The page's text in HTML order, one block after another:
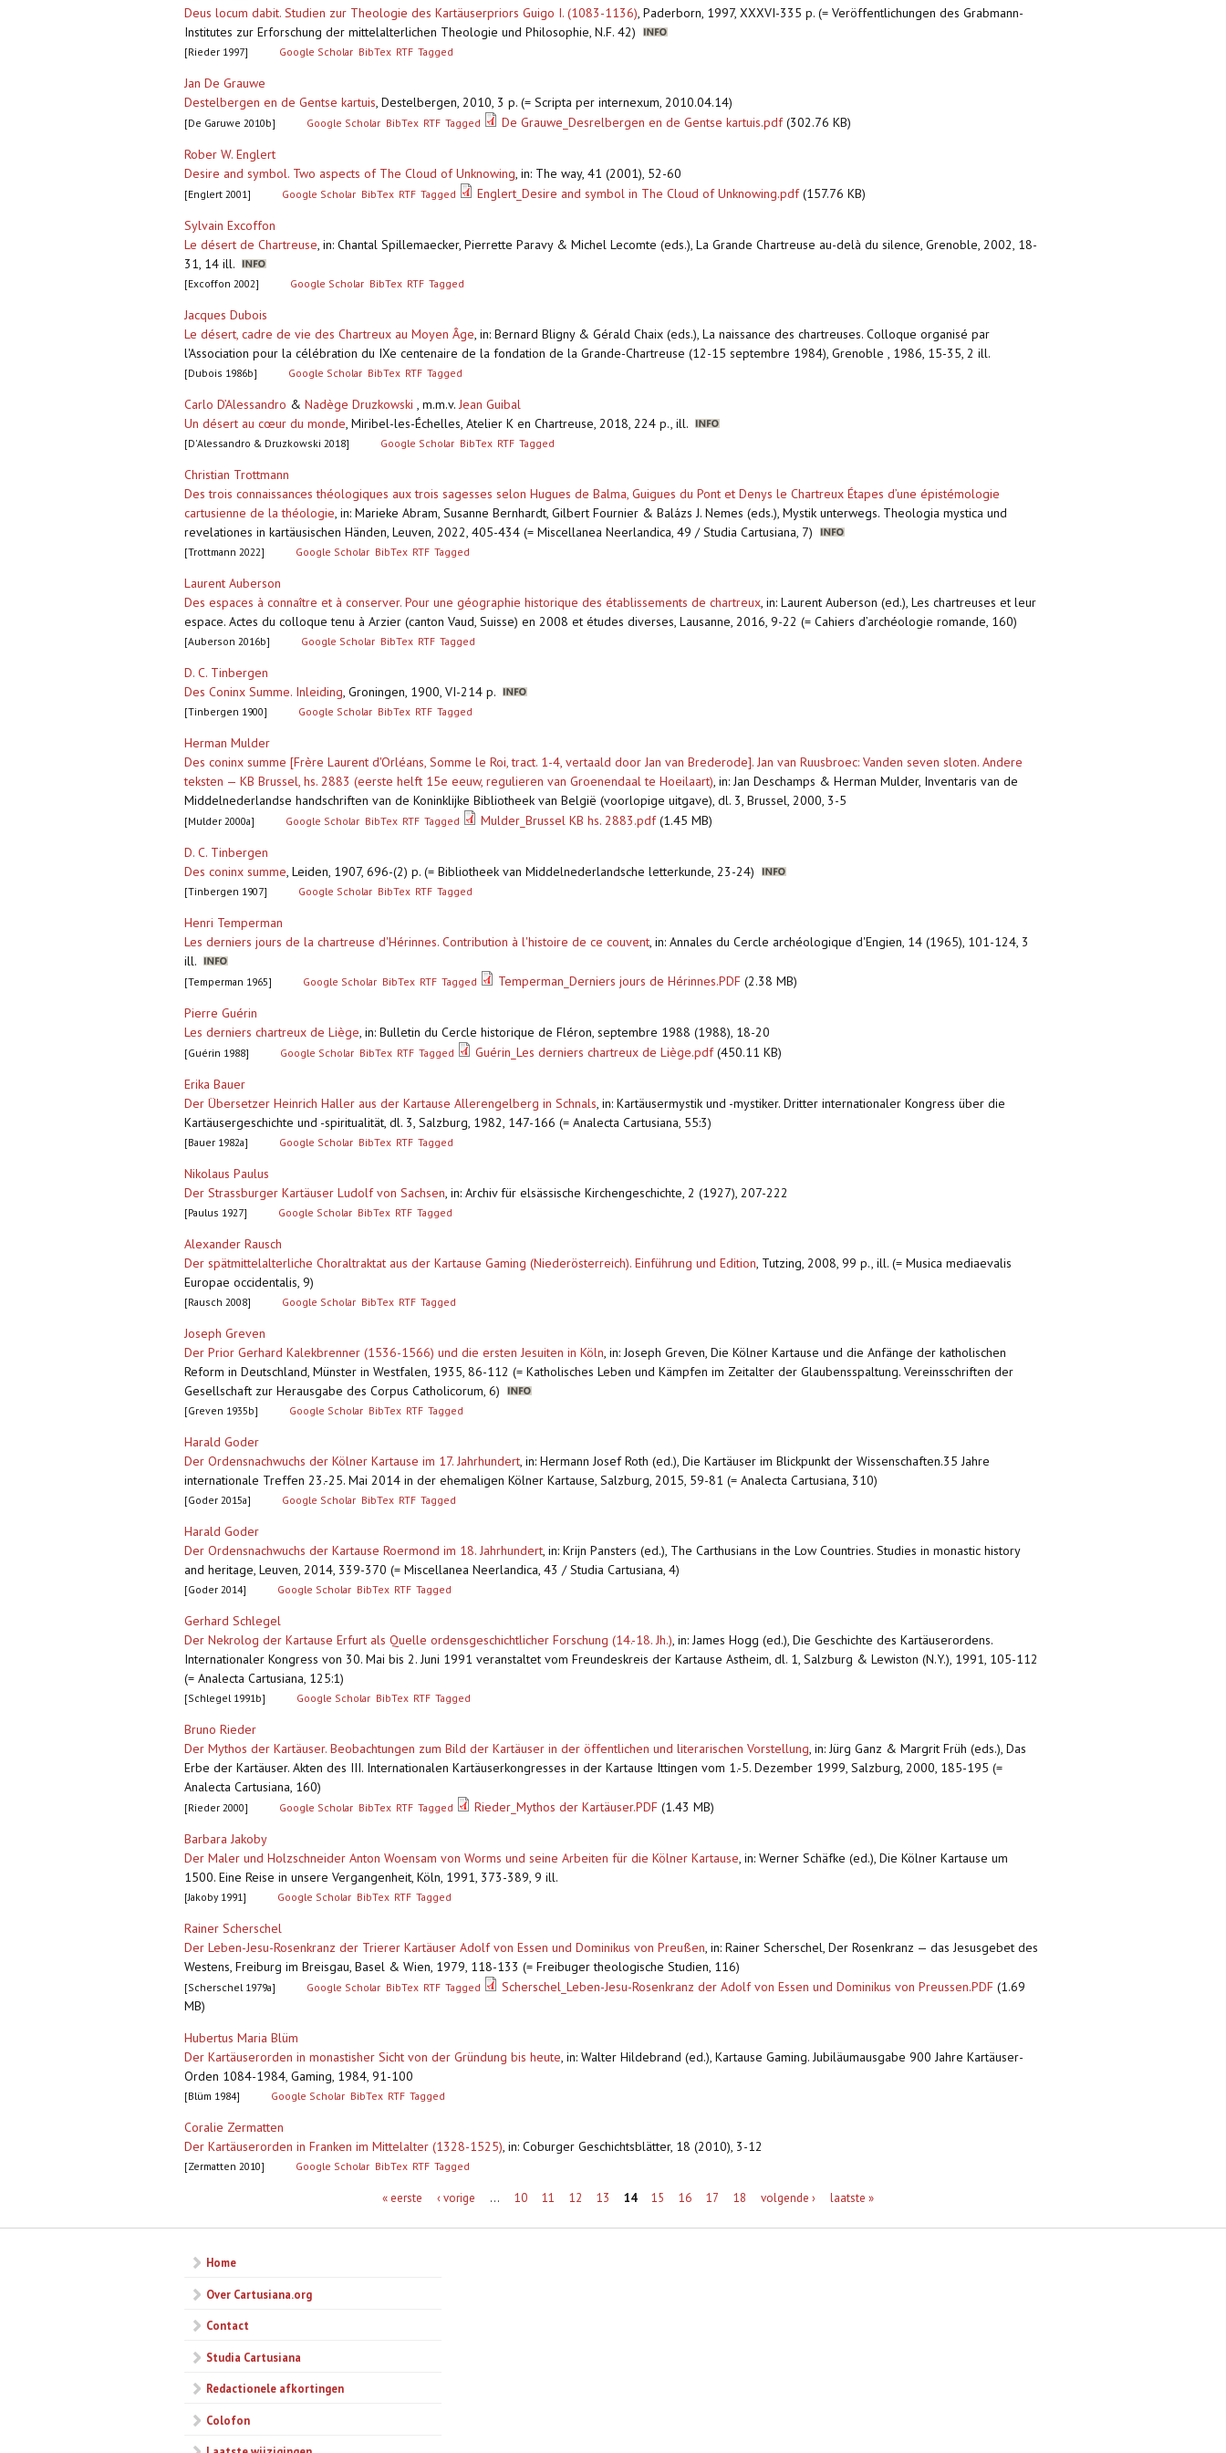
Deus locum dabit. Studien zur Theologie des Kartäuserpriors Guigo I. (1083-1136), Paderborn, 1997, XXXVI-335 p. (= Veröffentlichungen des Grabmann-
Institutes zur Erforschung der mittelalterlichen Theologie und Philosophie, N.F. 42)
[Rieder 1997] Google Scholar BibTex RTF Tagged
Jan De Grauwe
Destelbergen en de Gentse kartuis, Destelbergen, 2010, 3 p. (= Scripta per internexum, 2010.04.14)
[De Garuwe 2010b] Google Scholar BibTex RTF Tagged De Grauwe_Desrelbergen en de Gentse kartuis.pdf(302.76 KB)
Rober W. Englert
Desire and symbol. Two aspects of The Cloud of Unknowing, in: The way, 41 (2001), 52-60
[Englert 2001] Google Scholar BibTex RTF Tagged Englert_Desire and symbol in The Cloud of Unknowing.pdf(157.76 KB)
Sylvain Excoffon
Le désert de Chartreuse, in: Chantal Spillemaecker, Pierrette Paravy & Michel Lecomte (eds.), La Grande Chartreuse au-delà du silence, Grenoble, 2002, 18-
31, 14 ill.
[Excoffon 2002] Google Scholar BibTex RTF Tagged
Jacques Dubois
Le désert, cadre de vie des Chartreux au Moyen Âge, in: Bernard Bligny & Gérald Chaix (eds.), La naissance des chartreuses. Colloque organisé par
l'Association pour la célébration du IXe centenaire de la fondation de la Grande-Chartreuse (12-15 septembre 1984), Grenoble , 1986, 15-35, 2 ill.
[Dubois 1986b] Google Scholar BibTex RTF Tagged
Carlo D’Alessandro & Nadège Druzkowski , m.m.v. Jean Guibal
Un désert au cœur du monde, Miribel-les-Échelles, Atelier K en Chartreuse, 2018, 224 p., ill.
[D'Alessandro & Druzkowski 2018] Google Scholar BibTex RTF Tagged
Christian Trottmann
Des trois connaissances théologiques aux trois sagesses selon Hugues de Balma, Guigues du Pont et Denys le Chartreux Étapes d’une épistémologie
cartusienne de la théologie, in: Marieke Abram, Susanne Bernhardt, Gilbert Fournier & Balázs J. Nemes (eds.), Mystik unterwegs. Theologia mystica und
revelationes in kartäusischen Händen, Leuven, 2022, 405-434 (= Miscellanea Neerlandica, 49 / Studia Cartusiana, 7)
[Trottmann 2022] Google Scholar BibTex RTF Tagged
Laurent Auberson
Des espaces à connaître et à conserver. Pour une géographie historique des établissements de chartreux, in: Laurent Auberson (ed.), Les chartreuses et leur
espace. Actes du colloque tenu à Arzier (canton Vaud, Suisse) en 2008 et études diverses, Lausanne, 2016, 9-22 (= Cahiers d’archéologie romande, 160)
[Auberson 2016b] Google Scholar BibTex RTF Tagged
D. C. Tinbergen
Des Coninx Summe. Inleiding, Groningen, 1900, VI-214 p.
[Tinbergen 1900] Google Scholar BibTex RTF Tagged
Herman Mulder
Des coninx summe [Frère Laurent d'Orléans, Somme le Roi, tract. 1-4, vertaald door Jan van Brederode]. Jan van Ruusbroec: Vanden seven sloten. Andere
teksten — KB Brussel, hs. 2883 (eerste helft 15e eeuw, regulieren van Groenendaal te Hoeilaart), in: Jan Deschamps & Herman Mulder, Inventaris van de
Middelnederlandse handschriften van de Koninklijke Bibliotheek van België (voorlopige uitgave), dl. 3, Brussel, 2000, 3-5
[Mulder 2000a] Google Scholar BibTex RTF Tagged Mulder_Brussel KB hs. 2883.pdf(1.45 MB)
D. C. Tinbergen
Des coninx summe, Leiden, 1907, 696-(2) p. (= Bibliotheek van Middelnederlandsche letterkunde, 23-24)
[Tinbergen 1907] Google Scholar BibTex RTF Tagged
Henri Temperman
Les derniers jours de la chartreuse d'Hérinnes. Contribution à l'histoire de ce couvent, in: Annales du Cercle archéologique d'Engien, 14 (1965), 101-124, 3
ill.
[Temperman 1965] Google Scholar BibTex RTF Tagged Temperman_Derniers jours de Hérinnes.PDF (2.38 MB)
Pierre Guérin
Les derniers chartreux de Liège, in: Bulletin du Cercle historique de Fléron, septembre 1988 (1988), 18-20
[Guérin 1988] Google Scholar BibTex RTF Tagged Guérin_Les derniers chartreux de Liège.pdf(450.11 KB)
Erika Bauer
Der Übersetzer Heinrich Haller aus der Kartause Allerengelberg in Schnals, in: Kartäusermystik und -mystiker. Dritter internationaler Kongress über die
Kartäusergeschichte und -spiritualität, dl. 3, Salzburg, 1982, 147-166 (= Analecta Cartusiana, 55:3)
[Bauer 1982a] Google Scholar BibTex RTF Tagged
Nikolaus Paulus
Der Strassburger Kartäuser Ludolf von Sachsen, in: Archiv für elsässische Kirchengeschichte, 2 (1927), 207-222
[Paulus 1927] Google Scholar BibTex RTF Tagged
Alexander Rausch
Der spätmittelalterliche Choraltraktat aus der Kartause Gaming (Niederösterreich). Einführung und Edition, Tutzing, 2008, 99 p., ill. (= Musica mediaevalis
Europae occidentalis, 9)
[Rausch 2008] Google Scholar BibTex RTF Tagged
Joseph Greven
Der Prior Gerhard Kalekbrenner (1536-1566) und die ersten Jesuiten in Köln, in: Joseph Greven, Die Kölner Kartause und die Anfänge der katholischen
Reform in Deutschland, Münster in Westfalen, 1935, 86-112 (= Katholisches Leben und Kämpfen im Zeitalter der Glaubensspaltung. Vereinsschriften der
Gesellschaft zur Herausgabe des Corpus Catholicorum, 6)
[Greven 1935b] Google Scholar BibTex RTF Tagged
Harald Goder
Der Ordensnachwuchs der Kölner Kartause im 17. Jahrhundert, in: Hermann Josef Roth (ed.), Die Kartäuser im Blickpunkt der Wissenschaften.35 Jahre
internationale Treffen 23.-25. Mai 2014 in der ehemaligen Kölner Kartause, Salzburg, 2015, 59-81 (= Analecta Cartusiana, 310)
[Goder 2015a] Google Scholar BibTex RTF Tagged
Harald Goder
Der Ordensnachwuchs der Kartause Roermond im 18. Jahrhundert, in: Krijn Pansters (ed.), The Carthusians in the Low Countries. Studies in monastic history
and heritage, Leuven, 2014, 339-370 (= Miscellanea Neerlandica, 43 / Studia Cartusiana, 4)
[Goder 2014] Google Scholar BibTex RTF Tagged
Gerhard Schlegel
Der Nekrolog der Kartause Erfurt als Quelle ordensgeschichtlicher Forschung (14.-18. Jh.), in: James Hogg (ed.), Die Geschichte des Kartäuserordens.
Internationaler Kongress von 30. Mai bis 2. Juni 1991 veranstaltet vom Freundeskreis der Kartause Astheim, dl. 1, Salzburg & Lewiston (N.Y.), 1991, 105-112
(= Analecta Cartusiana, 125:1)
[Schlegel 1991b] Google Scholar BibTex RTF Tagged
Bruno Rieder
Der Mythos der Kartäuser. Beobachtungen zum Bild der Kartäuser in der öffentlichen und literarischen Vorstellung, in: Jürg Ganz & Margrit Früh (eds.), Das
Erbe der Kartäuser. Akten des III. Internationalen Kartäuserkongresses in der Kartause Ittingen vom 1.-5. Dezember 1999, Salzburg, 2000, 185-195 (=
Analecta Cartusiana, 160)
[Rieder 2000] Google Scholar BibTex RTF Tagged Rieder_Mythos der Kartäuser.PDF (1.43 MB)
Barbara Jakoby
Der Maler und Holzschneider Anton Woensam von Worms und seine Arbeiten für die Kölner Kartause, in: Werner Schäfke (ed.), Die Kölner Kartause um
1500. Eine Reise in unsere Vergangenheit, Köln, 1991, 373-389, 9 ill.
[Jakoby 1991] Google Scholar BibTex RTF Tagged
Rainer Scherschel
Der Leben-Jesu-Rosenkranz der Trierer Kartäuser Adolf von Essen und Dominikus von Preußen, in: Rainer Scherschel, Der Rosenkranz — das Jesusgebet des
Westens, Freiburg im Breisgau, Basel & Wien, 1979, 118-133 (= Freibuger theologische Studien, 116)
[Scherschel 1979a] Google Scholar BibTex RTF Tagged Scherschel_Leben-Jesu-Rosenkranz der Adolf von Essen und Dominikus von Preussen.PDF (1.69
MB)
Hubertus Maria Blüm
Der Kartäuserorden in monastisher Sicht von der Gründung bis heute, in: Walter Hildebrand (ed.), Kartause Gaming. Jubiläumausgabe 900 Jahre Kartäuser-
Orden 1084-1984, Gaming, 1984, 91-100
[Blüm 1984] Google Scholar BibTex RTF Tagged
Coralie Zermatten
Der Kartäuserorden in Franken im Mittelalter (1328-1525), in: Coburger Geschichtsblätter, 18 (2010), 3-12
[Zermatten 2010] Google Scholar BibTex RTF Tagged
« eerste ‹ vorige … 10 11 12 13 14 15 16 17 18 volgende › laatste »
Home
Over Cartusiana.org
Contact
Studia Cartusiana
Redactionele afkortingen
Colofon